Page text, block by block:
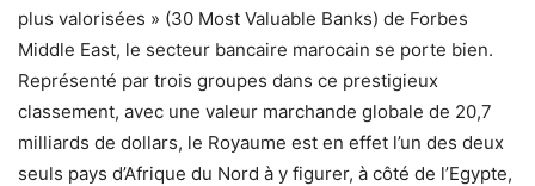
plus valorisées » (30 Most Valuable Banks) de Forbes
Middle East, le secteur bancaire marocain se porte bien.
Représenté par trois groupes dans ce prestigieux
classement, avec une valeur marchande globale de 20,7
milliards de dollars, le Royaume est en effet l’un des deux
seuls pays d’Afrique du Nord à y figurer, à côté de l’Egypte,